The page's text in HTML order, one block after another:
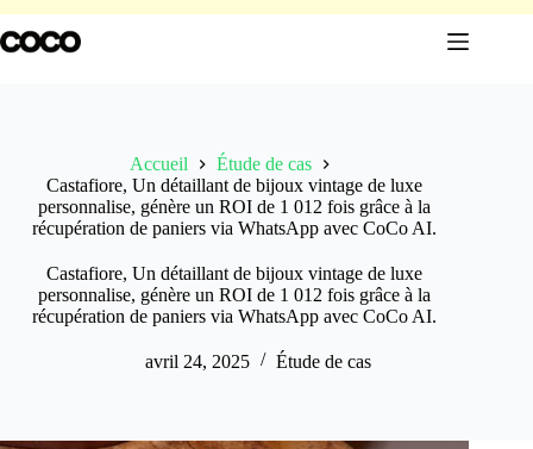
au
contenu
Accueil
Étude de cas
Castafiore, Un détaillant de bijoux vintage de luxe
personnalise, génère un ROI de 1 012 fois grâce à la
récupération de paniers via WhatsApp avec CoCo AI.
Castafiore, Un détaillant de bijoux vintage de luxe
personnalise, génère un ROI de 1 012 fois grâce à la
récupération de paniers via WhatsApp avec CoCo AI.
avril 24, 2025 Étude de cas